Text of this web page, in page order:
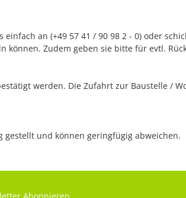
an (+49 57 41 / 90 98 2 - 0) oder
können. Zudem geben sie bitte für evtl.
werden. Die Zufahrt zur Baustelle /
gestellt und können geringfügig abweichen.